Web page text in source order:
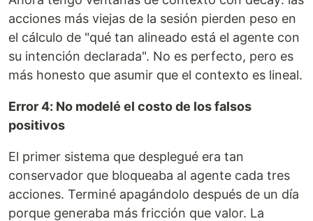
acciones más viejas de la sesión pierden peso en
el cálculo de "qué tan alineado está el agente con
su intención declarada". No es perfecto, pero es
más honesto que asumir que el contexto es lineal.
Error 4: No modelé el costo de los falsos
positivos
El primer sistema que desplegué era tan
conservador que bloqueaba al agente cada tres
acciones. Terminé apagándolo después de un día
porque generaba más fricción que valor. La